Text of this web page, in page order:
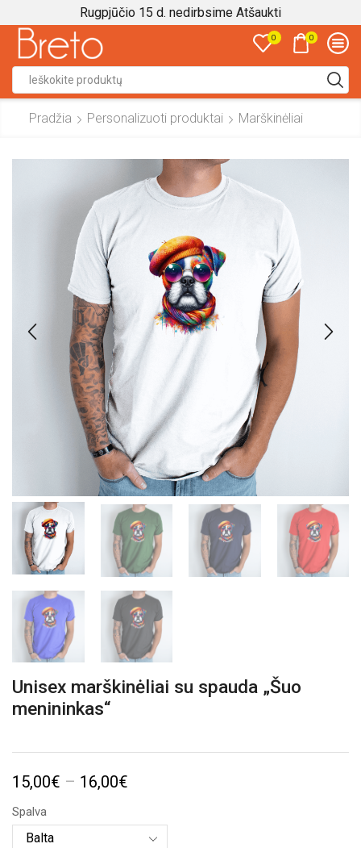
Rugpjūčio 15 d. nedirbsime Atšaukti
0 0
input
Pradžia Personalizuoti produktai Marškinėliai
Unisex marškinėliai su spauda „Šuo
menininkas“
15,00€ – 16,00€
15,00€
Spalva